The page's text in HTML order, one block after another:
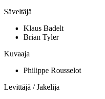
Säveltäjä
Klaus Badelt
Brian Tyler
Kuvaaja
Philippe Rousselot
Levittäjä / Jakelija